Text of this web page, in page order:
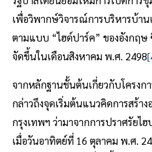
เพื่อวิพากษ์วิจารณ์การบริหารบ้าน
ตามแบบ “ไฮด์ปาร์ค” ของอังกฤษ
จัดขึ้นในเดือนสิงหาคม พ.ศ. 2498
จากหลักฐานชั้นต้นเกี่ยวกับโครงก
กล่าวถึงจุดเริ่มต้นแนวคิดการสร้า
กรุงเทพฯ ว่ามาจากการปราศรัยไ
เมื่อวันอาทิตย์ที่ 16 ตุลาคม พ.ศ.